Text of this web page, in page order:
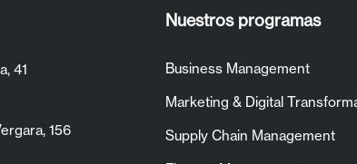
41
156
Nuestros programas
Business Management
Marketing & Digital
Supply Chain Management